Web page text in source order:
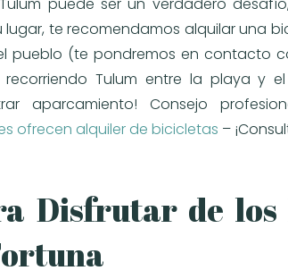
puede ser un verdadero
lugar, te recomendamos alquilar una
pueblo (te pondremos en contacto
Tulum entre la playa y
aparcamiento! Consejo
ofrecen alquiler de bicicletas –
Disfrutar de los